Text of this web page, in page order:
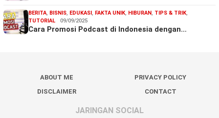
BERITA, BISNIS, EDUKASI, FAKTA UNIK, HIBURAN, TIPS & TRIK,
TUTORIAL
09/09/2025
Cara Promosi Podcast di Indonesia dengan…
ABOUT ME
PRIVACY POLICY
DISCLAIMER
CONTACT
JARINGAN SOCIAL